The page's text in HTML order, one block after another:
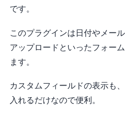
です。
このプラグインは日付やメー
アップロードといったフォー
ます。
カスタムフィールドの表示も
入れるだけなので便利。